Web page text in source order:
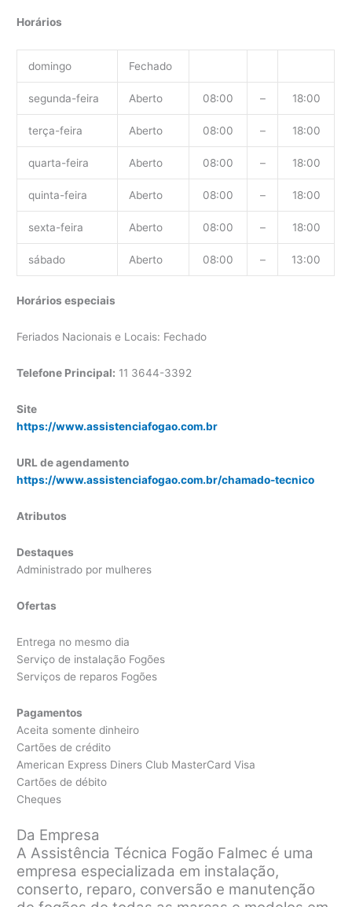
Horários
domingo Fechado
segunda-feira Aberto 08:00 – 18:00
terça-feira Aberto 08:00 – 18:00
quarta-feira Aberto 08:00 – 18:00
quinta-feira Aberto 08:00 – 18:00
sexta-feira Aberto 08:00 – 18:00
sábado Aberto 08:00 – 13:00
Horários especiais
Feriados Nacionais e Locais: Fechado
Telefone Principal: 11 3644-3392
Site
https://www.assistenciafogao.com.br
URL de agendamento
https://www.assistenciafogao.com.br/chamado-tecnico
Atributos
Destaques
Administrado por mulheres
Ofertas
Entrega no mesmo dia
Serviço de instalação Fogões
Serviços de reparos Fogões
Pagamentos
Aceita somente dinheiro
Cartões de crédito
American Express Diners Club MasterCard Visa
Cartões de débito
Cheques
Da Empresa
A Assistência Técnica Fogão Falmec é uma
empresa especializada em instalação,
conserto, reparo, conversão e manutenção